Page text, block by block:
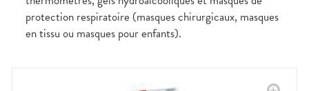
protection respiratoire (masques chirurgicaux, masques
en tissu ou masques pour enfants).